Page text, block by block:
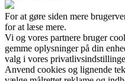
For at gøre siden mere
for at læse mere.
Vi og vores partnere bruger
gemme oplysninger på din
valg i vores
Anvend cookies og lignende